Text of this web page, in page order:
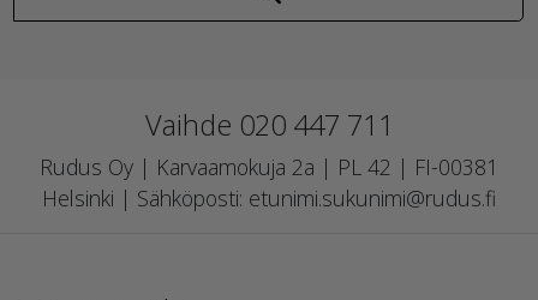
Vaihde 020 447 711
Rudus Oy | Karvaamokuja 2a | PL 42 | FI-00381
Helsinki | Sähköposti: etunimi.sukunimi@rudus.fi